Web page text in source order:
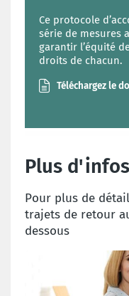
Ce protocole
série de mesures
garantir l’équité
droits de chacun.
Téléchargez le
Plus d'infos
Pour plus de
trajets de retour
dessous